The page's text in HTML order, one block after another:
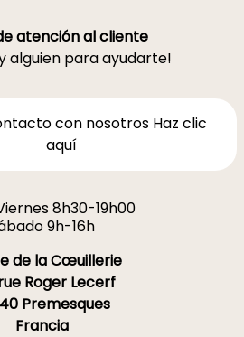
atención al cliente
alguien para ayudarte!
con nosotros Haz clic
aquí
8h30-19h00
9h-16h
de la Cœuillerie
rue Roger Lecerf
Premesques
Francia